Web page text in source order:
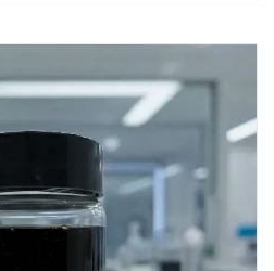
艺升级的理想选择。